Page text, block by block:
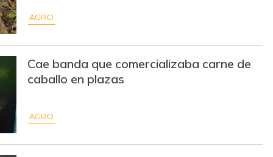
$ 15.000,00
$ 32.097,00 - -
$ 31.430,00 - -
$ 19.333,00
AGRO
Cae banda que comercializaba carne de
caballo en plazas
AGRO